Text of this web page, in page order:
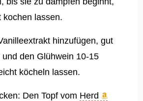
kochen lassen.
hinzufügen, gut
und den Glühwein 10-15
köcheln lassen.
Den Topf vom Herd